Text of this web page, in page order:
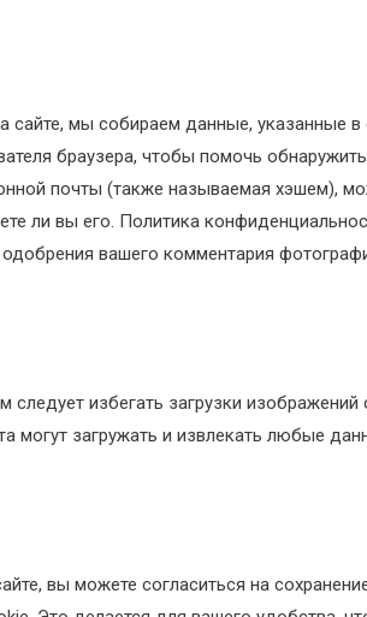
сайте, мы собираем данные, указанные
браузера, чтобы помочь
почты (также называемая хэшем),
ли вы его. Политика
вашего комментария
следует избегать загрузки
могут загружать и извлекать любые
вы можете согласиться на